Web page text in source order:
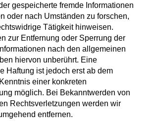
gespeicherte fremde Informationen
oder nach Umständen zu forschen,
Tätigkeit hinweisen.
zur Entfernung oder Sperrung der
nach den allgemeinen
hiervon unberührt. Eine
Haftung ist jedoch erst ab dem
einer konkreten
möglich. Bei Bekanntwerden von
Rechtsverletzungen werden wir
entfernen.